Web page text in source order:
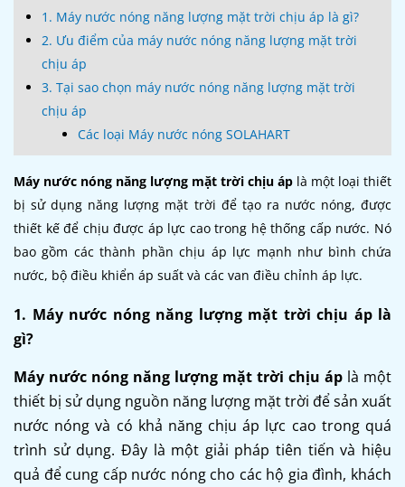
1. Máy nước nóng năng lượng mặt trời chịu áp là gì?
2. Ưu điểm của máy nước nóng năng lượng mặt trời
chịu áp
3. Tại sao chọn máy nước nóng năng lượng mặt trời
chịu áp
Các loại Máy nước nóng SOLAHART
Máy nước nóng năng lượng mặt trời chịu áp là một loại thiết
bị sử dụng năng lượng mặt trời để tạo ra nước nóng, được
thiết kế để chịu được áp lực cao trong hệ thống cấp nước. Nó
bao gồm các thành phần chịu áp lực mạnh như bình chứa
nước, bộ điều khiển áp suất và các van điều chỉnh áp lực.
1. Máy nước nóng năng lượng mặt trời chịu áp là
gì?
Máy nước nóng năng lượng mặt trời chịu áp là một
thiết bị sử dụng nguồn năng lượng mặt trời để sản xuất
nước nóng và có khả năng chịu áp lực cao trong quá
trình sử dụng. Đây là một giải pháp tiên tiến và hiệu
quả để cung cấp nước nóng cho các hộ gia đình, khách